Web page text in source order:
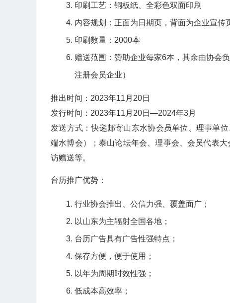
印刷工艺：铜板纸、全彩色双面印刷
内容规划：正面为日期页，背面为企业宣
印刷数量：2000本
赠送范围：赞助企业每家6本，其余由协会
注册会员企业）
推出时间：2023年11月20日
发行时间：2023年11月20日—2024年3月
发送方式：快递邮寄山东水协会员单位、理事单
端水博会）；泰山论坛年会、理事会、会员代表
访赠送等。
台历推广优势：
行业协会推出、公信力强、覆盖面广；
以山东为主辐射全国各地；
台历广告具有广告性强特点；
保存方便，便于使用；
以年为周期时效性强；
低成本高效率；